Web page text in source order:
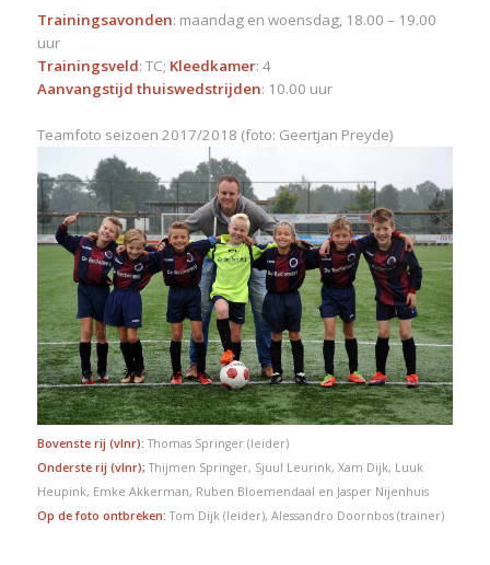
Trainingsavonden: maandag en woensdag, 18.00 – 19.00
uur
Trainingsveld: TC; Kleedkamer: 4
Aanvangstijd thuiswedstrijden: 10.00 uur
Teamfoto seizoen 2017/2018 (foto: Geertjan Preyde)
Bovenste rij (vlnr):Thomas Springer (leider)
Onderste rij (vlnr);Thijmen Springer, Sjuul Leurink, Xam Dijk, Luuk
Heupink, Emke Akkerman, Ruben Bloemendaal en Jasper Nijenhuis
Op de foto ontbreken:Tom Dijk (leider), Alessandro Doornbos (trainer)